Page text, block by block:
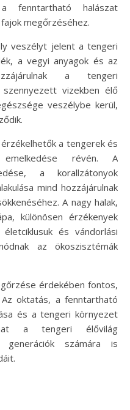
fenntartható halászat
megőrzéséhez.
veszélyt jelent a tengeri
a vegyi anyagok és az
a tengeri
szennyezett vizekben élő
veszélybe kerül,
a tengerek és
emelkedése révén. A
a korallzátonyok
mind hozzájárulnak
A nagy halak,
különösen érzékenyek
és vándorlási
az ökoszisztémák
érdekében fontos,
oktatás, a fenntartható
és a tengeri környezet
a tengeri élővilág
számára is